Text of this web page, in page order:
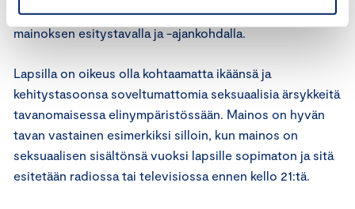
mukaisuutta arvioitaessa merkitystä on muun ohella
mainoksen esitystavalla ja -ajankohdalla.
Lapsilla on oikeus olla kohtaamatta ikäänsä ja
kehitystasoonsa soveltumattomia seksuaalisia ärsykkeitä
tavanomaisessa elinympäristössään. Mainos on hyvän
tavan vastainen esimerkiksi silloin, kun mainos on
seksuaalisen sisältönsä vuoksi lapsille sopimaton ja sitä
esitetään radiossa tai televisiossa ennen kello 21:tä.